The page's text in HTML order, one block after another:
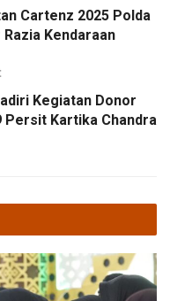
Cartenz 2025 Polda
Razia Kendaraan
Kegiatan Donor
Persit Kartika Chandra